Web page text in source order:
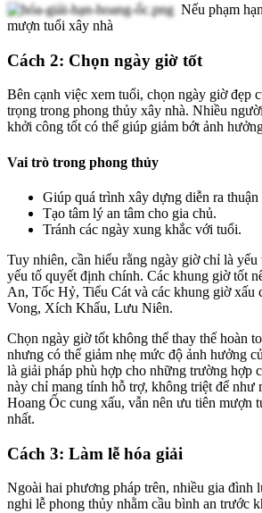
Nếu phạm
mượn tuổi xây nhà
Cách 2: Chọn ngày giờ tốt
Bên cạnh việc xem tuổi, chọn ngày giờ đẹp
trọng trong phong thủy xây nhà. Nhiều
khởi công tốt có thể giúp giảm bớt ảnh
Vai trò trong phong thủy
Giúp quá trình xây dựng diễn ra thuận
Tạo tâm lý an tâm cho gia chủ.
Tránh các ngày xung khắc với tuổi.
Tuy nhiên, cần hiểu rằng ngày giờ chỉ là
yếu tố quyết định chính. Các khung giờ tốt
An, Tốc Hỷ, Tiểu Cát và các khung giờ xấu
Vong, Xích Khẩu, Lưu Niên.
Chọn ngày giờ tốt không thể thay thế hoàn
nhưng có thể giảm nhẹ mức độ ảnh hưởng
là giải pháp phù hợp cho những trường hợp
này chỉ mang tính hỗ trợ, không triệt để như
Hoang Ốc cung xấu, vẫn nên ưu tiên mượn
nhất.
Cách 3: Làm lễ hóa giải
Ngoài hai phương pháp trên, nhiều gia đình
nghi lễ phong thủy nhằm cầu bình an trước